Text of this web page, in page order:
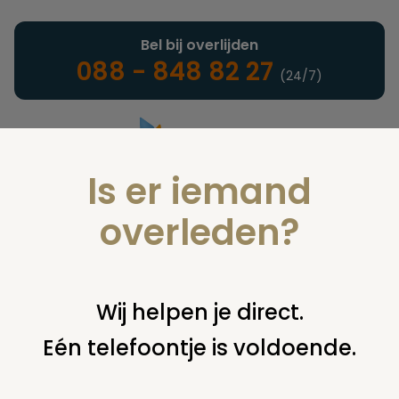
Landelijke uitvaartonderneming
Bel bij overlijden
088 - 848 82 27 (24/7)
U bent hier: home verzekeringen overige financiering
Is er iemand
overleden?
Wij helpen je direct.
Eén telefoontje is voldoende.